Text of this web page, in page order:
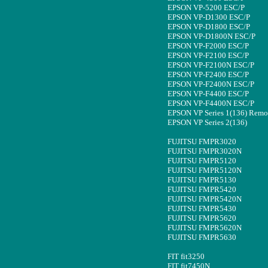
EPSON VP-5200 ESC/P
EPSON VP-D1300 ESC/P
EPSON VP-D1800 ESC/P
EPSON VP-D1800N ESC/P
EPSON VP-F2000 ESC/P
EPSON VP-F2100 ESC/P
EPSON VP-F2100N ESC/P
EPSON VP-F2400 ESC/P
EPSON VP-F2400N ESC/P
EPSON VP-F4400 ESC/P
EPSON VP-F4400N ESC/P
EPSON VP Series 1(136)
EPSON VP Series 2(136)
FUJITSU FMPR3020
FUJITSU FMPR3020N
FUJITSU FMPR5120
FUJITSU FMPR5120N
FUJITSU FMPR5130
FUJITSU FMPR5420
FUJITSU FMPR5420N
FUJITSU FMPR5430
FUJITSU FMPR5620
FUJITSU FMPR5620N
FUJITSU FMPR5630
FIT fit3250
FIT fit7450N